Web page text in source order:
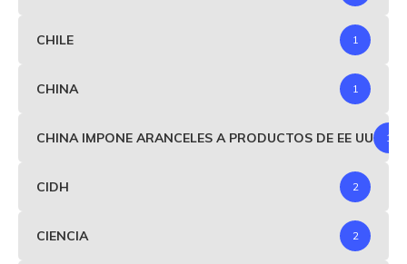
CHILE 1
CHINA 1
CHINA IMPONE ARANCELES A PRODUCTOS DE EE UU 1
CIDH 2
CIENCIA 2